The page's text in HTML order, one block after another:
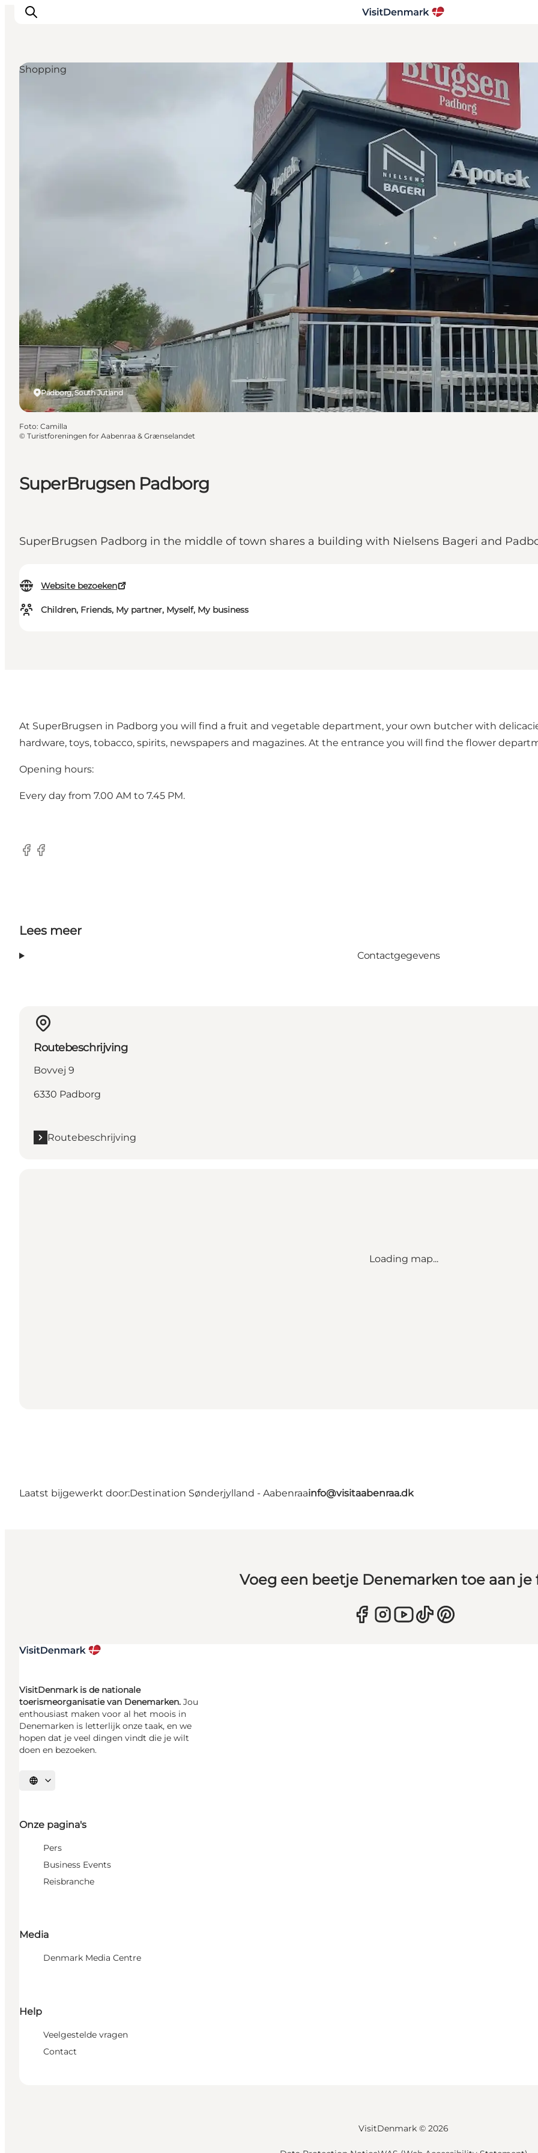
SuperBrugsen Padborg
SuperBrugsen Padborg in the middle of town shares a building with Nielsens Bageri and
Website bezoeken
Children, Friends, My partner, Myself, My business
Padborg, South Jutland
Shopping
Foto: Camilla
© Turistforeningen for Aabenraa & Grænselandet
At SuperBrugsen in Padborg you will find a fruit and vegetable department, your own butcher with
hardware, toys, tobacco, spirits, newspapers and magazines. At the entrance you will find the flower
Opening hours:
Every day from 7.00 AM to 7.45 PM.
Facebook
Facebook
Lees meer
Contactgegevens
Routebeschrijving
Bovvej 9
6330 Padborg
Routebeschrijving
Loading map...
Laatst bijgewerkt door:Destination Sønderjylland - Aabenraainfo@visitaabenraa.dk
Voeg een beetje Denemarken toe aan je
VisitDenmark is de nationale
toerismeorganisatie van Denemarken. Jou
enthousiast maken voor al het moois in
Denemarken is letterlijk onze taak, en we
hopen dat je veel dingen vindt die je wilt
doen en bezoeken.
Selecteer taal
Onze pagina's
Pers
Business Events
Reisbranche
Media
Denmark Media Centre
Help
Veelgestelde vragen
Contact
VisitDenmark © 2026